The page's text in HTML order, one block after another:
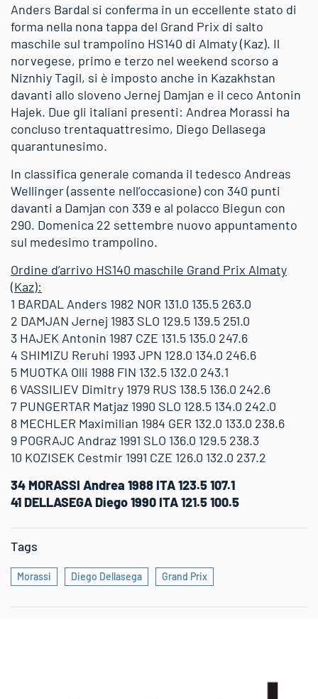
Anders Bardal si conferma in un eccellente stato di
forma nella nona tappa del Grand Prix di salto
maschile sul trampolino HS140 di Almaty (Kaz). Il
norvegese, primo e terzo nel weekend scorso a
Niznhiy Tagil, si è imposto anche in Kazakhstan
davanti allo sloveno Jernej Damjan e il ceco Antonin
Hajek. Due gli italiani presenti: Andrea Morassi ha
concluso trentaquattresimo, Diego Dellasega
quarantunesimo.
In classifica generale comanda il tedesco Andreas
Wellinger (assente nell’occasione) con 340 punti
davanti a Damjan con 339 e al polacco Biegun con
290. Domenica 22 settembre nuovo appuntamento
sul medesimo trampolino.
Ordine d’arrivo HS140 maschile Grand Prix Almaty
(Kaz):
1 BARDAL Anders 1982 NOR 131.0 135.5 263.0
2 DAMJAN Jernej 1983 SLO 129.5 139.5 251.0
3 HAJEK Antonin 1987 CZE 131.5 135.0 247.6
4 SHIMIZU Reruhi 1993 JPN 128.0 134.0 246.6
5 MUOTKA Olli 1988 FIN 132.5 132.0 243.1
6 VASSILIEV Dimitry 1979 RUS 138.5 136.0 242.6
7 PUNGERTAR Matjaz 1990 SLO 128.5 134.0 242.0
8 MECHLER Maximilian 1984 GER 132.0 133.0 238.6
9 POGRAJC Andraz 1991 SLO 136.0 129.5 238.3
10 KOZISEK Cestmir 1991 CZE 126.0 132.0 237.2
34 MORASSI Andrea 1988 ITA 123.5 107.1
41 DELLASEGA Diego 1990 ITA 121.5 100.5
Tags
Morassi Diego Dellasega Grand Prix